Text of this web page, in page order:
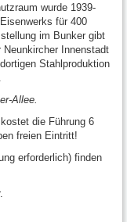
wurde 1939-
für 400
im Bunker gibt
Innenstadt
Stahlproduktion
Allee.
die Führung 6
freien Eintritt!
erforderlich) finden